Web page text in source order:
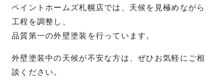
ペイントホームズ札幌店では、天候を見極めながら
工程を調整し、
品質第一の外壁塗装を行っています。
外壁塗装中の天候が不安な方は、ぜひお気軽にご相
談ください。